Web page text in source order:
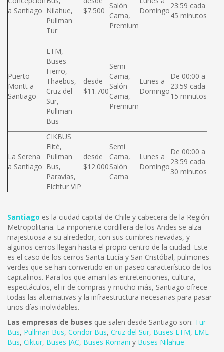
a Santiago Nilahue,
Pullman
Tur
$7.500
Salón
Cama,
Premium
Domingo
23:59 cada
45 minutos
Puerto
Montt a
Santiago
ETM,
Buses
Fierro,
Thaebus,
Cruz del
Sur,
Pullman
Bus
desde
$11.700
Semi
Cama,
Salón
Cama,
Premium
Lunes a
Domingo
De 00:00 a
23:59 cada
15 minutos
La Serena
a Santiago
CIKBUS
Elité,
Pullman
Bus,
Paravias,
FIchtur VIP
desde
$12.000
Semi
Cama,
Salón
Cama
Lunes a
Domingo
De 00:00 a
23:59 cada
30 minutos
Santiago es la ciudad capital de Chile y cabecera de la Región
Metropolitana. La imponente cordillera de los Andes se alza
majestuosa a su alrededor, con sus cumbres nevadas, y
algunos cerros llegan hasta el propio centro de la ciudad. Este
es el caso de los cerros Santa Lucía y San Cristóbal, pulmones
verdes que se han convertido en un paseo característico de los
capitalinos. Para los que aman las entretenciones, cultura,
espectáculos, el ir de compras y mucho más, Santiago ofrece
todas las alternativas y la infraestructura necesarias para pasar
unos días inolvidables.
Las empresas de buses que salen desde Santiago son: Tur
Bus, Pullman Bus, Condor Bus, Cruz del Sur, Buses ETM, EME
Bus, Ciktur, Buses JAC, Buses Romani y Buses Nilahue